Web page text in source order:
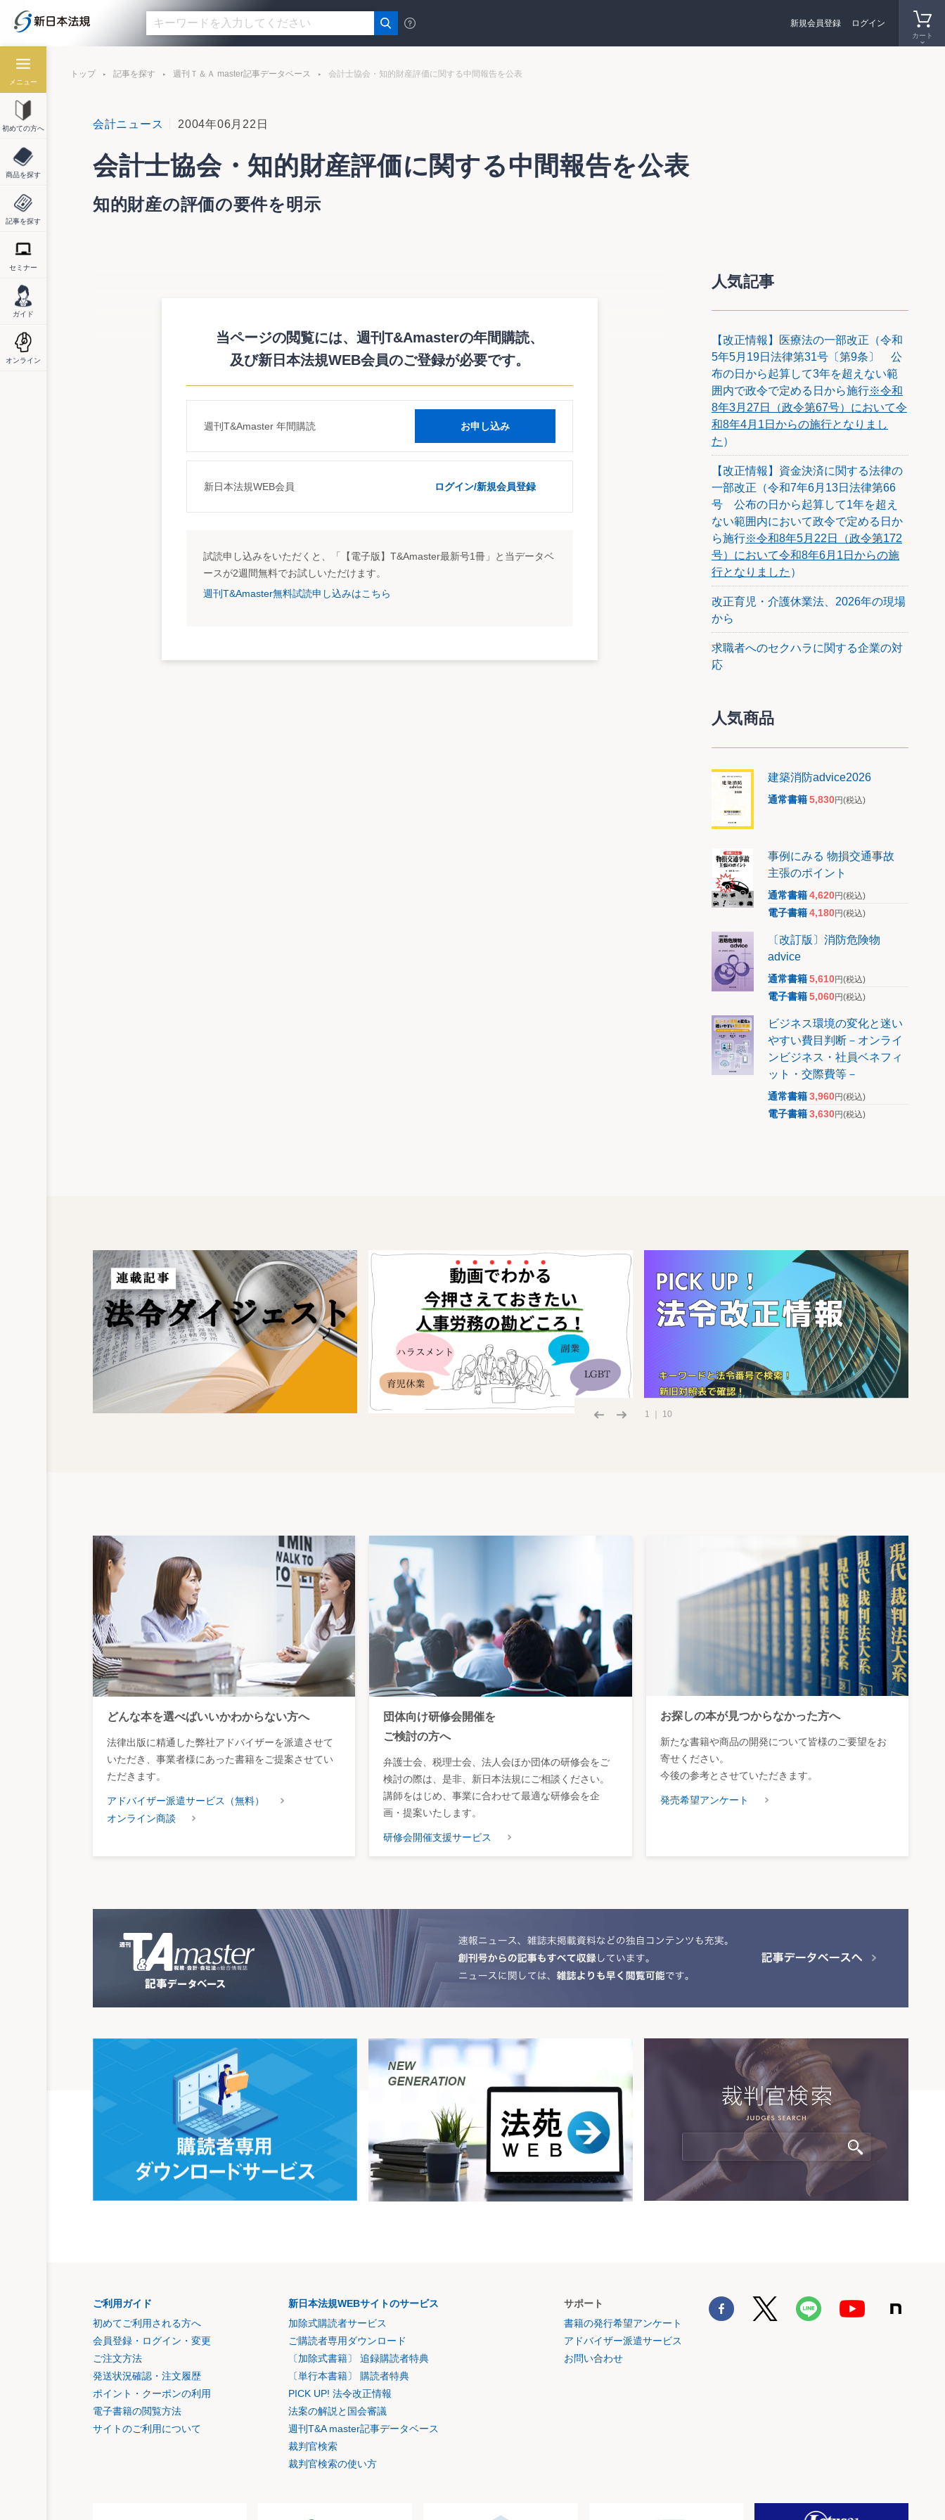
カート
新規会員登録 ログイン
メニュー
初めての方へ
商品を探す
記事を探す
セミナー
ガイド
オンライン
トップ 記事を探す 週刊Ｔ＆Ａ master記事データベース 会計士協会・知的財産評価に関する中間報告を公表
会計ニュース 2004年06月22日
会計士協会・知的財産評価に関する中間報告を公表
知的財産の評価の要件を明示
それによると、知的財産は、何らかの方法で金銭的に評価できるという考え方を根本的に見直し、知的財産の
価値は「一物多価」であると指摘。評価の目的を的確に把握し、それに合致した選択方法を選択・適用するとい
う知的財産の評価の要件を明示している。
当ページの閲覧には、週刊T&Amasterの年間購読、
及び新日本法規WEB会員のご登録が必要です。
週刊T&Amaster 年間購読 お申し込み
新日本法規WEB会員 ログイン/新規会員登録
試読申し込みをいただくと、「【電子版】T&Amaster最新号1冊」と当データベ
ースが2週間無料でお試しいただけます。
週刊T&Amaster無料試読申し込みはこちら
人気記事
【改正情報】医療法の一部改正（令和
5年5月19日法律第31号〔第9条〕 公
布の日から起算して3年を超えない範
囲内で政令で定める日から施行※令和
8年3月27日（政令第67号）において令
和8年4月1日からの施行となりまし
た ）
【改正情報】資金決済に関する法律の
一部改正（令和7年6月13日法律第66
号 公布の日から起算して1年を超え
ない範囲内において政令で定める日か
ら施行※令和8年5月22日（政令第172
号）において令和8年6月1日からの施
行となりました ）
改正育児・介護休業法、2026年の現場
から
求職者へのセクハラに関する企業の対
応
人気商品
建築消防advice2026
通常書籍5,830円(税込)
事例にみる 物損交通事故
主張のポイント
通常書籍4,620円(税込)
電子書籍4,180円(税込)
〔改訂版〕消防危険物
advice
通常書籍5,610円(税込)
電子書籍5,060円(税込)
ビジネス環境の変化と迷い
やすい費目判断－オンライ
ンビジネス・社員ベネフィ
ット・交際費等－
通常書籍3,960円(税込)
電子書籍3,630円(税込)
1 ｜ 10
どんな本を選べばいいかわからない方へ
法律出版に精通した弊社アドバイザーを派遣させて
いただき、事業者様にあった書籍をご提案させてい
ただきます。
アドバイザー派遣サービス（無料）
オンライン商談
団体向け研修会開催を
ご検討の方へ
弁護士会、税理士会、法人会ほか団体の研修会をご
検討の際は、是非、新日本法規にご相談ください。
講師をはじめ、事業に合わせて最適な研修会を企
画・提案いたします。
研修会開催支援サービス
お探しの本が見つからなかった方へ
新たな書籍や商品の開発について皆様のご要望をお
寄せください。
今後の参考とさせていただきます。
発売希望アンケート
ご利用ガイド
初めてご利用される方へ
会員登録・ログイン・変更
ご注文方法
発送状況確認・注文履歴
ポイント・クーポンの利用
電子書籍の閲覧方法
サイトのご利用について
新日本法規WEBサイトのサービス
加除式購読者サービス
ご購読者専用ダウンロード
〔加除式書籍〕 追録購読者特典
〔単行本書籍〕 購読者特典
PICK UP! 法令改正情報
法案の解説と国会審議
週刊T&A master記事データベース
裁判官検索
裁判官検索の使い方
サポート
書籍の発行希望アンケート
アドバイザー派遣サービス
お問い合わせ